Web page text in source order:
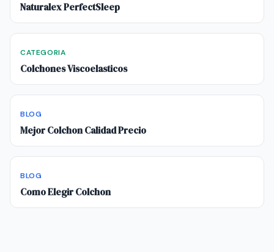
Naturalex PerfectSleep
CATEGORIA
Colchones Viscoelasticos
BLOG
Mejor Colchon Calidad Precio
BLOG
Como Elegir Colchon